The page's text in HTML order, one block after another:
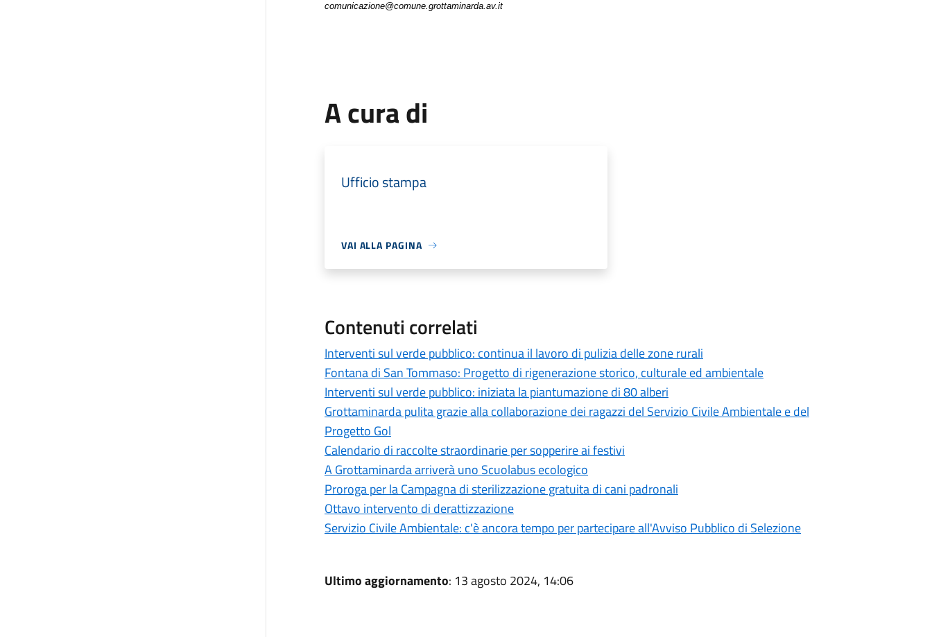
comunicazione@comune.grottaminarda.av.it
A cura di
Ufficio stampa
VAI ALLA PAGINA
Contenuti correlati
Interventi sul verde pubblico: continua il lavoro di pulizia delle zone rurali
Fontana di San Tommaso: Progetto di rigenerazione storico, culturale ed ambientale
Interventi sul verde pubblico: iniziata la piantumazione di 80 alberi
Grottaminarda pulita grazie alla collaborazione dei ragazzi del Servizio Civile Ambientale e del
Progetto Gol
Calendario di raccolte straordinarie per sopperire ai festivi
A Grottaminarda arriverà uno Scuolabus ecologico
Proroga per la Campagna di sterilizzazione gratuita di cani padronali
Ottavo intervento di derattizzazione
Servizio Civile Ambientale: c'è ancora tempo per partecipare all'Avviso Pubblico di Selezione
Ultimo aggiornamento: 13 agosto 2024, 14:06